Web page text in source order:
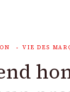
VIE DES